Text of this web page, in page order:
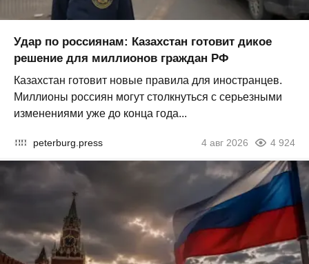
Удар по россиянам: Казахстан готовит дикое
решение для миллионов граждан РФ
Казахстан готовит новые правила для иностранцев.
Миллионы россиян могут столкнуться с серьезными
изменениями уже до конца года...
peterburg.press 4 авг 2026 4 924